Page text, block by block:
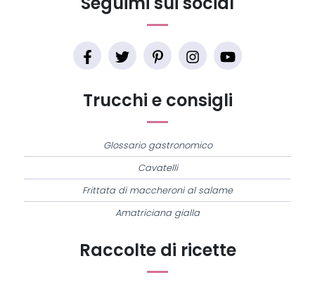
Raccolte di ricette
Trucchi e consigli
Glossario gastronomico
Cavatelli
Frittata di maccheroni al salame
Amatriciana gialla